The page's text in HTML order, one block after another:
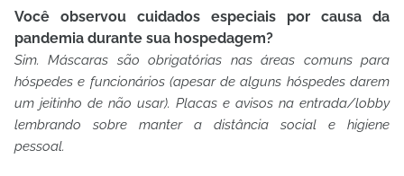
Você observou cuidados especiais por causa da
pandemia durante sua hospedagem?
Sim. Máscaras são obrigatórias nas áreas comuns para
hóspedes e funcionários (apesar de alguns hóspedes darem
um jeitinho de não usar). Placas e avisos na entrada/lobby
lembrando sobre manter a distância social e higiene
pessoal.